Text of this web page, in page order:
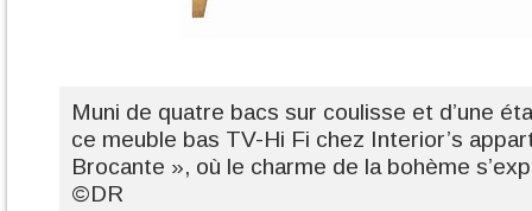
Muni de quatre bacs sur coulisse et d’une
ce meuble bas TV-Hi Fi chez Interior’s
Brocante », où le charme de la bohème
©DR